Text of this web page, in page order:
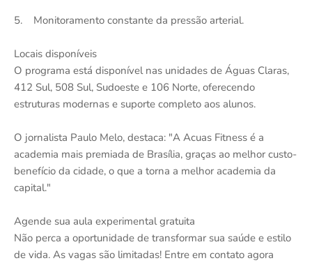
5. Monitoramento constante da pressão arterial.
Locais disponíveis
O programa está disponível nas unidades de Águas Claras,
412 Sul, 508 Sul, Sudoeste e 106 Norte, oferecendo
estruturas modernas e suporte completo aos alunos.
O jornalista Paulo Melo, destaca: "A Acuas Fitness é a
academia mais premiada de Brasília, graças ao melhor custo-
benefício da cidade, o que a torna a melhor academia da
capital."
Agende sua aula experimental gratuita
Não perca a oportunidade de transformar sua saúde e estilo
de vida. As vagas são limitadas! Entre em contato agora